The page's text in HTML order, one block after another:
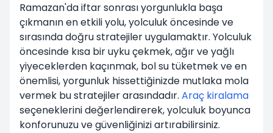
Ramazan'da iftar sonrası yorgunlukla başa
çıkmanın en etkili yolu, yolculuk öncesinde ve
sırasında doğru stratejiler uygulamaktır. Yolculuk
öncesinde kısa bir uyku çekmek, ağır ve yağlı
yiyeceklerden kaçınmak, bol su tüketmek ve en
önemlisi, yorgunluk hissettiğinizde mutlaka mola
vermek bu stratejiler arasındadır. Araç kiralama
seçeneklerini değerlendirerek, yolculuk boyunca
konforunuzu ve güvenliğinizi artırabilirsiniz.